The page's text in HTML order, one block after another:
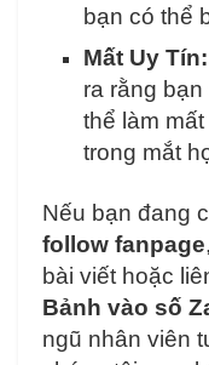
bạn có thể
Mất Uy Tín:
ra rằng
thể làm
trong mắt
Nếu bạn đang
follow fanpage
bài viết hoặc
Bảnh vào số
ngũ nhân viên